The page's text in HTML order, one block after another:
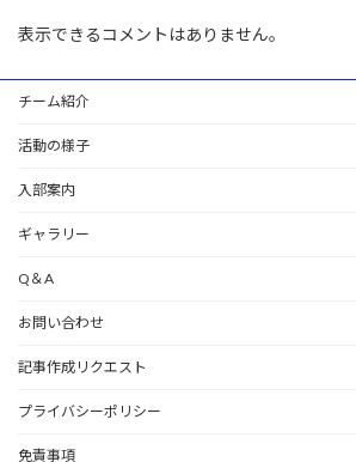
表示できるコメントはありません。
チーム紹介
活動の様子
入部案内
ギャラリー
Q＆A
お問い合わせ
記事作成リクエスト
プライバシーポリシー
免責事項